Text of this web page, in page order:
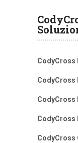
CodyCross
CodyCross
CodyCross
CodyCross
CodyCross